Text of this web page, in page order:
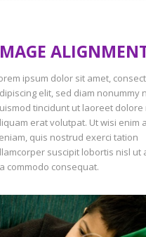
ipsum dolor sit amet,
elit, sed diam nonummy
tincidunt ut laoreet dolore
erat volutpat. Ut wisi enim
quis nostrud exerci tation
suscipit lobortis nisl ut
commodo consequat.